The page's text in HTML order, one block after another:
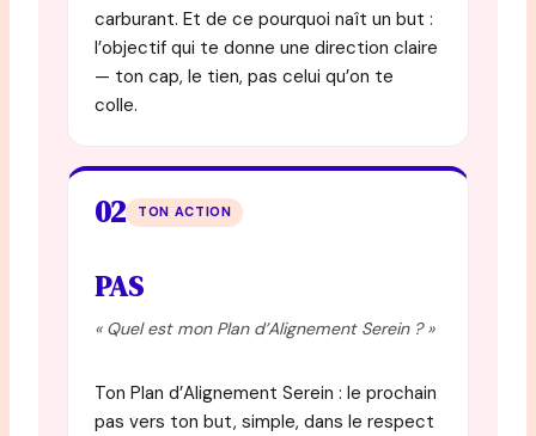
carburant. Et de ce pourquoi naît un but :
l’objectif qui te donne une direction claire
— ton cap, le tien, pas celui qu’on te
colle.
02 TON ACTION
PAS
« Quel est mon Plan d’Alignement Serein ? »
Ton Plan d’Alignement Serein : le prochain
pas vers ton but, simple, dans le respect